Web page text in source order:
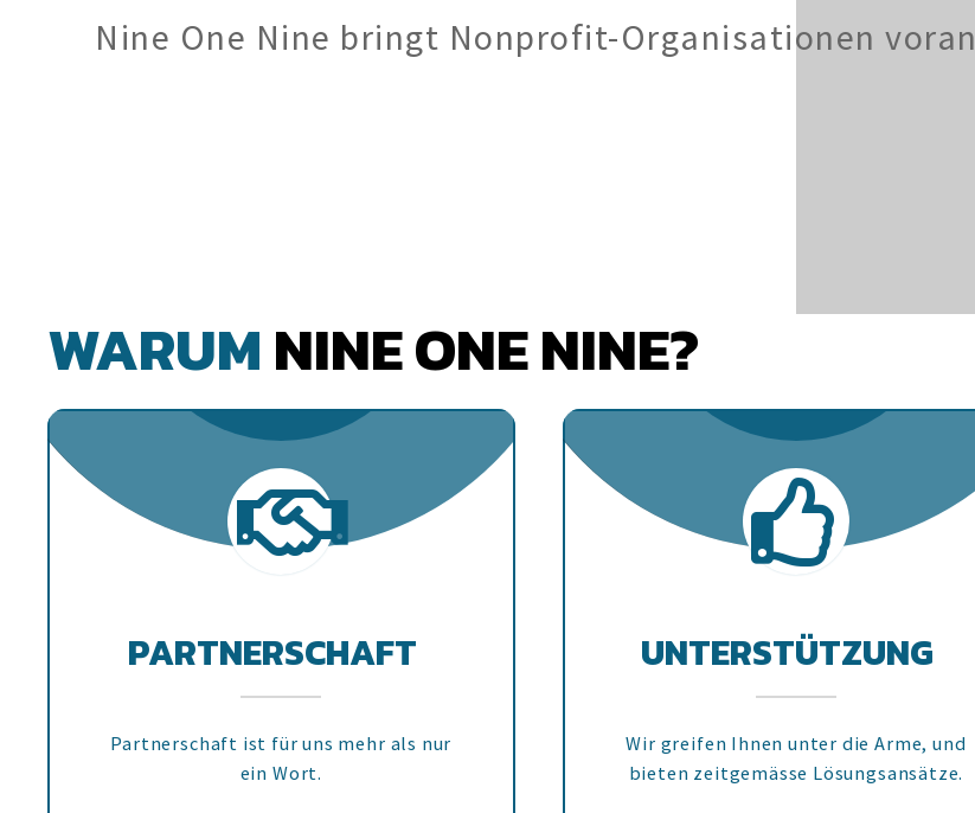
Nine One Nine bringt Nonprofit-Organisationen voran
WARUM NINE ONE NINE?
PARTNERSCHAFT
Partnerschaft ist für uns mehr als nur
ein Wort.
UNTERSTÜTZUNG
Wir greifen Ihnen unter die Arme, und
bieten zeitgemässe Lösungsansätze.